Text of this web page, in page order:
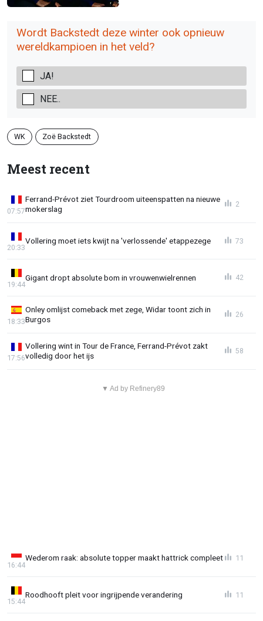
Wordt Backstedt deze winter ook opnieuw
wereldkampioen in het veld?
JA!
NEE..
WK Zoë Backstedt
Meest recent
Ferrand-Prévot ziet Tourdroom uiteenspatten na nieuwe
mokerslag
07:57
2
Vollering moet iets kwijt na 'verlossende' etappezege
20:33
73
Gigant dropt absolute bom in vrouwenwielrennen
19:44
42
Onley omlijst comeback met zege, Widar toont zich in
Burgos
18:33
26
Vollering wint in Tour de France, Ferrand-Prévot zakt
volledig door het ijs
17:56
58
▼ Ad by Refinery89
Wederom raak: absolute topper maakt hattrick compleet
16:44
11
Roodhooft pleit voor ingrijpende verandering
15:44
11